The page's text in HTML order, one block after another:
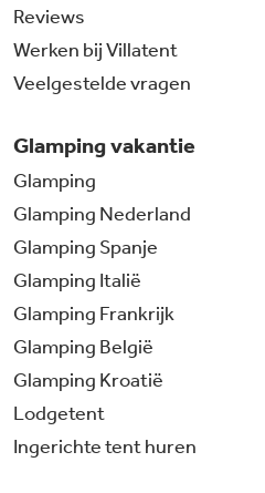
Reviews
Werken bij Villatent
Veelgestelde vragen
Glamping vakantie
Glamping
Glamping Nederland
Glamping Spanje
Glamping Italië
Glamping Frankrijk
Glamping België
Glamping Kroatië
Lodgetent
Ingerichte tent huren